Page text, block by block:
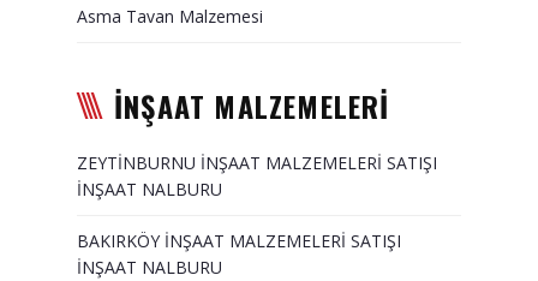
Asma Tavan Malzemesi
İNŞAAT MALZEMELERİ
ZEYTİNBURNU İNŞAAT MALZEMELERİ SATIŞI
İNŞAAT NALBURU
BAKIRKÖY İNŞAAT MALZEMELERİ SATIŞI
İNŞAAT NALBURU